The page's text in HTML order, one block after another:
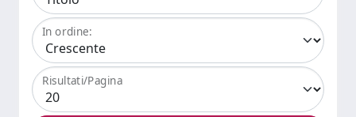
In ordine:
Risultati/Pagina